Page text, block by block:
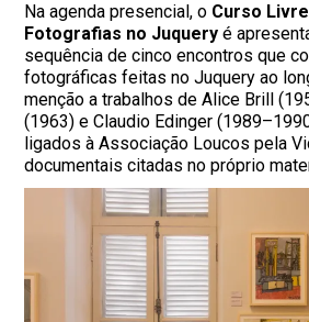
Na agenda presencial, o Curso
Fotografias no Juquery é
sequência de cinco encontros que
fotográficas feitas no Juquery ao
menção a trabalhos de Alice Brill
(1963) e Claudio Edinger
ligados à Associação Loucos pela
documentais citadas no próprio